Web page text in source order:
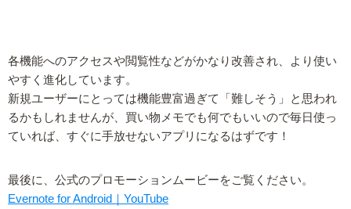
各機能へのアクセスや閲覧性などがかなり改善され、より使い
やすく進化しています。
新規ユーザーにとっては機能豊富過ぎて「難しそう」と思われ
るかもしれませんが、買い物メモでも何でもいいので毎日使っ
ていれば、すぐに手放せないアプリになるはずです！
最後に、公式のプロモーションムービーをご覧ください。
Evernote for Android｜YouTube